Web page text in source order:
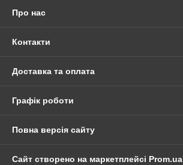
Про нас
Контакти
Доставка та оплата
Графік роботи
Повна версія сайту
Сайт створено на маркетплейсі Prom.ua